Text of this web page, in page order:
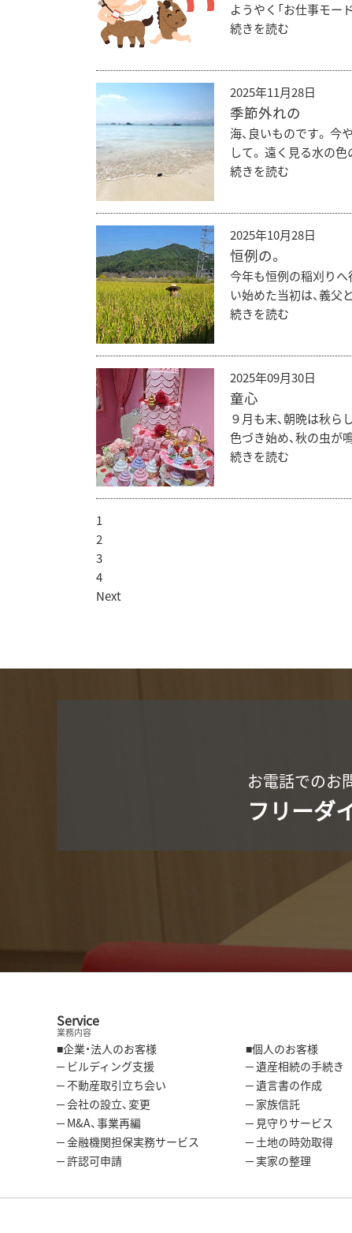
ようやく「お仕事モー
続きを読む
2025年11月28日
季節外れの
海、良いものです。
して。 遠く見る水の
続きを読む
2025年10月28日
恒例の。
今年も恒例の稲刈りへ
い始めた当初は、義父
続きを読む
2025年09月30日
童心
９月も末、朝晩は秋
色づき始め、秋の虫
続きを読む
1
2
3
4
Next
お電話でのお
フリーダ
Service
業務内容
■企業・法人のお客様
─ ビルディング支援
─ 不動産取引立ち会い
─ 会社の設立、変更
─ M&A、事業再編
─ 金融機関担保実務サービス
─ 許認可申請
■個人のお客様
─ 遺産相続の手続き
─ 遺言書の作成
─ 家族信託
─ 見守りサービス
─ 土地の時効取得
─ 実家の整理